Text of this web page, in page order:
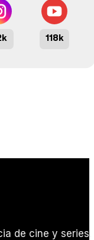
118k
de cine y series.